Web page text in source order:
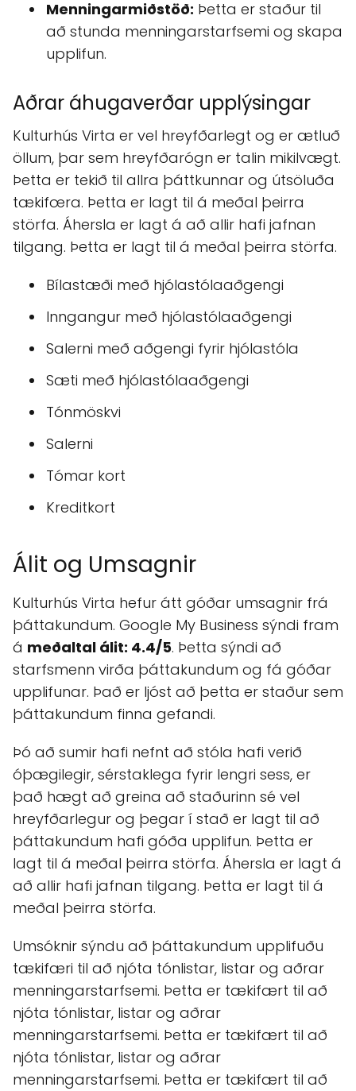
Menningarmiðstöð: Þetta er staður til
að stunda menningarstarfsemi og skapa
upplifun.
Aðrar áhugaverðar upplýsingar
Kulturhús Virta er vel hreyfðarlegt og er ætluð
öllum, þar sem hreyfðarógn er talin mikilvægt.
Þetta er tekið til allra þáttkunnar og útsöluða
tækifœra. Þetta er lagt til á meðal þeirra
störfa. Áhersla er lagt á að allir hafi jafnan
tilgang. Þetta er lagt til á meðal þeirra störfa.
Bílastæði með hjólastólaaðgengi
Inngangur með hjólastólaaðgengi
Salerni með aðgengi fyrir hjólastóla
Sæti með hjólastólaaðgengi
Tónmöskvi
Salerni
Tómar kort
Kreditkort
Álit og Umsagnir
Kulturhús Virta hefur átt góðar umsagnir frá
þáttakundum. Google My Business sýndi fram
á meðaltal álit: 4.4/5. Þetta sýndi að
starfsmenn virða þáttakundum og fá góðar
upplifunar. Það er ljóst að þetta er staður sem
þáttakundum finna gefandi.
Þó að sumir hafi nefnt að stóla hafi verið
óþægilegir, sérstaklega fyrir lengri sess, er
það hægt að greina að staðurinn sé vel
hreyfðarlegur og þegar í stað er lagt til að
þáttakundum hafi góða upplifun. Þetta er
lagt til á meðal þeirra störfa. Áhersla er lagt á
að allir hafi jafnan tilgang. Þetta er lagt til á
meðal þeirra störfa.
Umsóknir sýndu að þáttakundum upplifuðu
tækifæri til að njóta tónlistar, listar og aðrar
menningarstarfsemi. Þetta er tækifært til að
njóta tónlistar, listar og aðrar
menningarstarfsemi. Þetta er tækifært til að
njóta tónlistar, listar og aðrar
menningarstarfsemi. Þetta er tækifært til að